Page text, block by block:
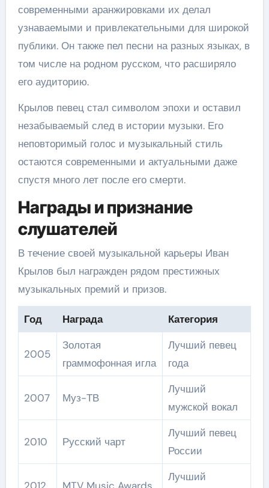
современными аранжировками их делал
узнаваемыми и привлекательными для широкой
публики. Он также пел песни на разных языках, в
том числе на родном русском, что расширяло
его аудиторию.
Крылов певец стал символом эпохи и оставил
незабываемый след в истории музыки. Его
неповторимый голос и музыкальный стиль
остаются современными и актуальными даже
спустя много лет после его смерти.
Награды и признание
слушателей
В течение своей музыкальной карьеры Иван
Крылов был награжден рядом престижных
музыкальных премий и призов.
Год Награда Категория
2005
Золотая
граммофонная игла
Лучший певец
года
2007 Муз-ТВ
Лучший
мужской вокал
2010 Русский чарт
Лучший певец
России
2012 MTV Music Awards
Лучший